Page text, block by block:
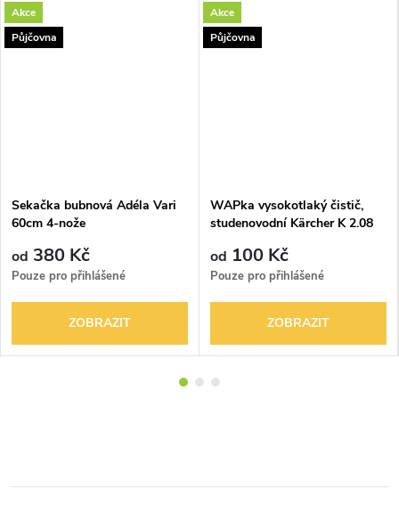
Akce
Půjčovna
Sekačka bubnová Adéla Vari
60cm 4-nože
od 380 Kč
Pouze pro přihlášené
ZOBRAZIT
Akce
Půjčovna
WAPka vysokotlaký čistič,
studenovodní Kärcher K 2.08
od 100 Kč
Pouze pro přihlášené
ZOBRAZIT